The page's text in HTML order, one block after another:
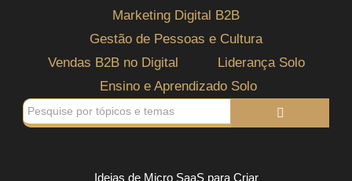
Marketing Digital B2B
Gestão de Pessoas e Cultura
Vendas B2B no Digital
Liderança Solo
Ensino e Aprendizado Solo
Ideias de Micro SaaS para Criar